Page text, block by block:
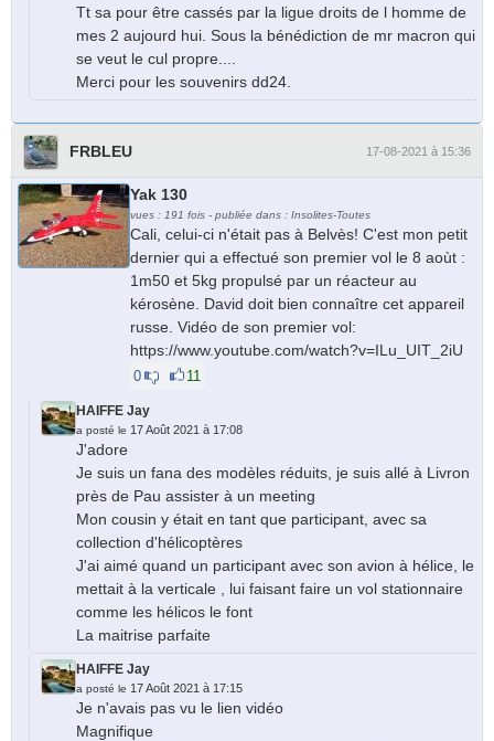
Tt sa pour être cassés par la ligue droits de l homme de
mes 2 aujourd hui. Sous la bénédiction de mr macron qui
se veut le cul propre....
Merci pour les souvenirs dd24.
FRBLEU 17-08-2021 à 15:36
Yak 130
vues : 191 fois - publiée dans : Insolites-Toutes
Cali, celui-ci n'était pas à Belvès! C'est mon petit
dernier qui a effectué son premier vol le 8 aoùt :
1m50 et 5kg propulsé par un réacteur au
kérosène. David doit bien connaître cet appareil
russe. Vidéo de son premier vol:
https://www.youtube.com/watch?v=ILu_UIT_2iU
0 11
HAIFFE Jay
a posté le 17 Août 2021 à 17:08
J'adore
Je suis un fana des modèles réduits, je suis allé à Livron
près de Pau assister à un meeting
Mon cousin y était en tant que participant, avec sa
collection d'hélicoptères
J'ai aimé quand un participant avec son avion à hélice, le
mettait à la verticale , lui faisant faire un vol stationnaire
comme les hélicos le font
La maitrise parfaite
HAIFFE Jay
a posté le 17 Août 2021 à 17:15
Je n'avais pas vu le lien vidéo
Magnifique